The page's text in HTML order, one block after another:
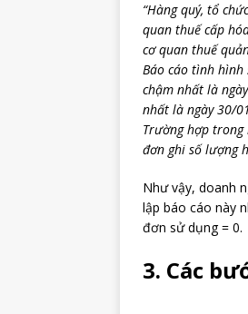
“Hàng quý, tổ
quan thuế cấp
cơ quan thuế
Báo cáo tình hình
chậm nhất là
nhất là ngày 30/
Trường hợp trong
đơn ghi số lượng
Như vậy, doanh
lập báo cáo này
đơn sử dụng = 0.
3. Các